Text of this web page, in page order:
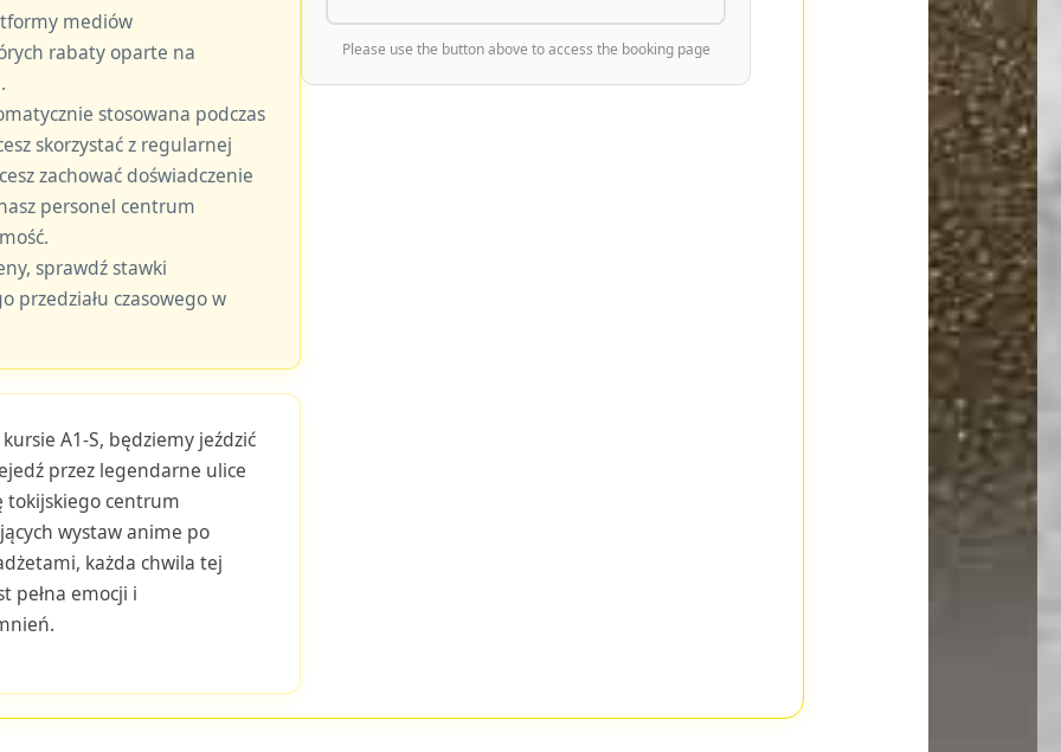
mediów
rabaty oparte na
stosowana podczas
skorzystać z regularnej
zachować doświadczenie
personel centrum
sprawdź stawki
przedziału czasowego w
A1-S, będziemy jeździć
przez legendarne ulice
tokijskiego centrum
wystaw anime po
każda chwila tej
pełna emocji i
Please use the button above to access the booking page